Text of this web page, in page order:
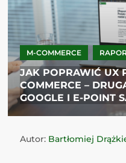
M-COMMERCE
JAK POPRAWIĆ UX
COMMERCE –
GOOGLE I E-POINT
Autor: Bartłomiej